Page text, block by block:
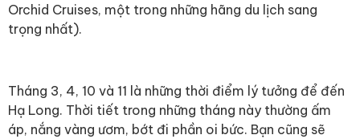
Orchid Cruises, một trong những hãng du lịch sang
trọng nhất).
Tháng 3, 4, 10 và 11 là những thời điểm lý tưởng để đến
Hạ Long. Thời tiết trong những tháng này thường ấm
áp, nắng vàng ươm, bớt đi phần oi bức. Bạn cũng sẽ